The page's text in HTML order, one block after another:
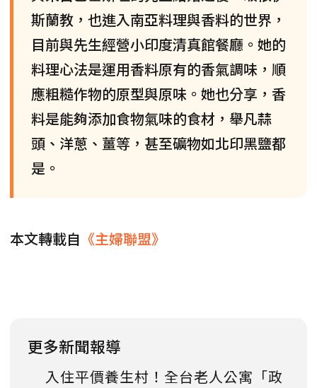
斯蘭教，也進入南亞料理與香料的世界，
目前與先生經營小印度清真館餐廳。她的
料理心法是運用香料原有的香氣調味，順
應粗糙作物的原型與原味。她也分享，香
料是能夠添加食物氣味的食材，舉凡蒜
頭、洋蔥、薑等，甚至礦物如北印黑鹽都
是。
本文轉載自 《主婦聯盟》
更多新聞報導
入住平價養生村！全台老人公寓「政